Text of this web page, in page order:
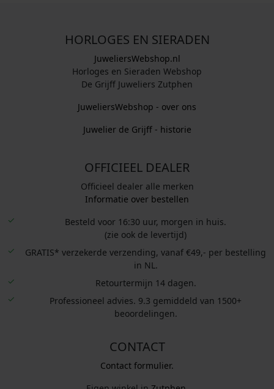
HORLOGES EN SIERADEN
JuweliersWebshop.nl
Horloges en Sieraden Webshop
De Grijff Juweliers Zutphen
JuweliersWebshop - over ons
Juwelier de Grijff - historie
OFFICIEEL DEALER
Officieel dealer alle merken
Informatie over bestellen
Besteld voor 16:30 uur, morgen in huis.
(zie ook de levertijd)
GRATIS* verzekerde verzending, vanaf €49,- per bestelling
in NL.
Retourtermijn 14 dagen.
Professioneel advies. 9.3 gemiddeld van 1500+
beoordelingen.
CONTACT
Contact formulier.